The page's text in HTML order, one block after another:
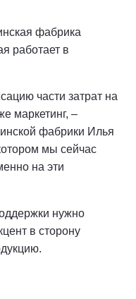
фабрика
работает в
части затрат на
маркетинг, –
фабрики Илья
мы сейчас
на эти
нужно
в сторону